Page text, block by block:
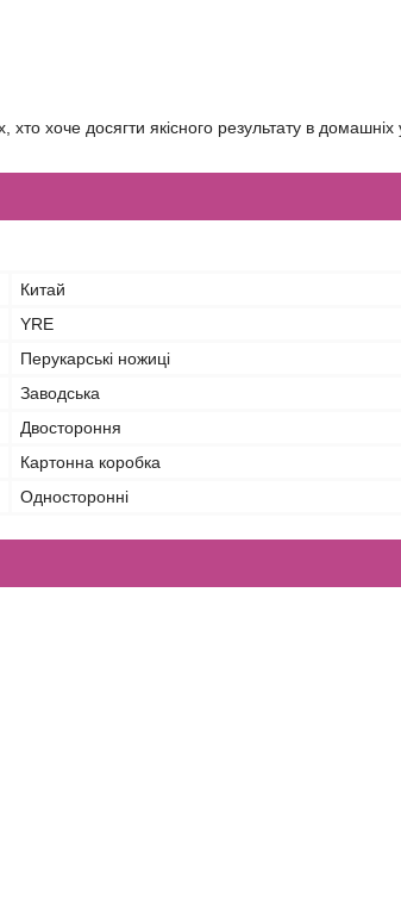
хоче досягти якісного результату в домашніх
Китай
YRE
Перукарські ножиці
Заводська
Двостороння
Картонна коробка
Односторонні